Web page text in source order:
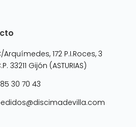
Arquímedes, 172 P.I.Roces, 3
33211 Gijón (ASTURIAS)
30 70 43